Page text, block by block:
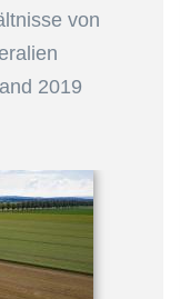
von
2019